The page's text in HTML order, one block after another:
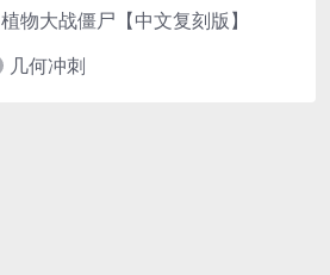
植物大战僵尸【中文复刻版】
几何冲刺